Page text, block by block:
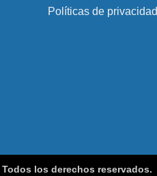
Políticas de privacidad
Todos los derechos reservados.